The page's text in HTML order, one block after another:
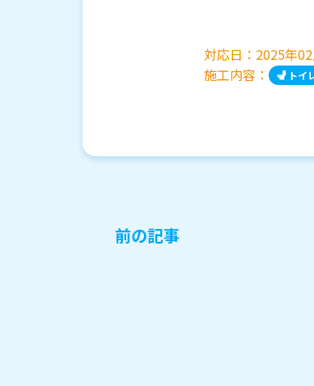
対応日： 2025年
施工内容：
トイ
前の記事